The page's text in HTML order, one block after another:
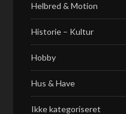
Helbred & Motion
Historie – Kultur
Hobby
Hus & Have
Ikke kategoriseret